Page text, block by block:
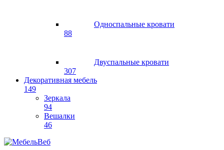
Односпальные кровати
88
Двуспальные кровати
307
Декоративная мебель
149
Зеркала
94
Вешалки
46